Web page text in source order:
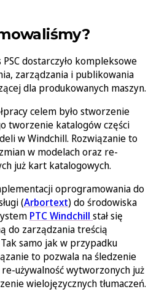
dostarczyło kompleksowe
zarządzania i publikowania
dla produkowanych maszyn.
celem było stworzenie
tworzenie katalogów części
w Windchill. Rozwiązanie to
w modelach oraz re-
już kart katalogowych.
oprogramowania do
(Arbortext) do środowiska
PTC Windchill stał się
do zarządzania treścią
samo jak w przypadku
to pozwala na śledzenie
używalność wytworzonych już
wielojęzycznych tłumaczeń.